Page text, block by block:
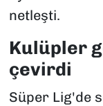
netleşti.
Kulüpler
çevirdi
Süper Lig'de